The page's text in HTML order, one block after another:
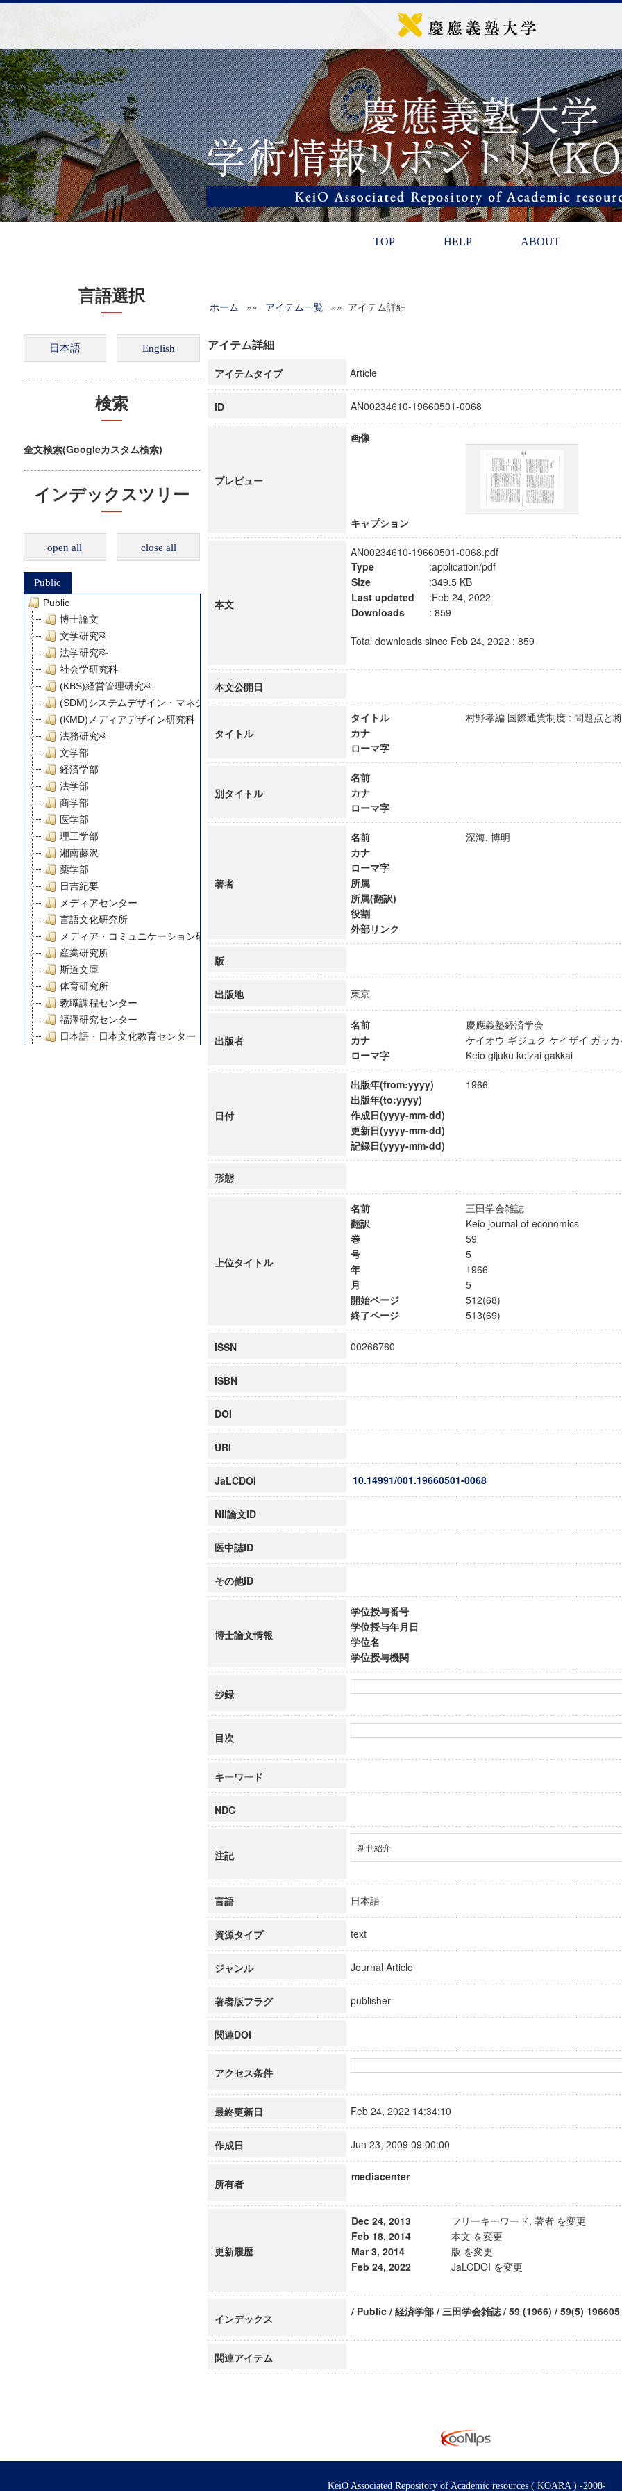
TOP HELP ABOUT
言語選択
検索
全文検索(Googleカスタム検索)
インデックスツリー
open all close all
Public
Public
博士論文
文学研究科
法学研究科
社会学研究科
(KBS)経営管理研究科
(SDM)システムデザイン・マネジメント研究科
(KMD)メディアデザイン研究科
法務研究科
文学部
経済学部
法学部
商学部
医学部
理工学部
湘南藤沢
薬学部
日吉紀要
メディアセンター
言語文化研究所
メディア・コミュニケーション研究所
産業研究所
斯道文庫
体育研究所
教職課程センター
福澤研究センター
日本語・日本文化教育センター
慶應義塾大学グローバルCOEプログラム論理と感性の先端的教育研究拠点
博士課程教育リーディングプログラム「超成熟社会発展のサイエンス」
ホーム »» アイテム一覧 »» アイテム詳細
アイテム詳細
アイテムタイプ Article
ID AN00234610-19660501-0068
プレビュー
画像
キャプション
本文
AN00234610-19660501-0068.pdf
Type
:application/pdf
Size
:349.5 KB
Last updated
:Feb 24, 2022
Downloads
: 859
Total downloads since Feb 24, 2022 : 859
本文公開日
タイトル
タイトル
村野孝編 国際通貨制度 : 問題点
カナ
ローマ字
別タイトル
名前
カナ
ローマ字
著者
名前
深海, 博明
カナ
ローマ字
所属
所属(翻訳)
役割
外部リンク
版
出版地 東京
出版者
名前
慶應義塾経済学会
カナ
ケイオウ ギジュク ケイザイ ガ
ローマ字
Keio gijuku keizai gakkai
日付
出版年(from:yyyy)
1966
出版年(to:yyyy)
作成日(yyyy-mm-dd)
更新日(yyyy-mm-dd)
記録日(yyyy-mm-dd)
形態
上位タイトル
名前
三田学会雑誌
翻訳
Keio journal of economics
巻
59
号
5
年
1966
月
5
開始ページ
512(68)
終了ページ
513(69)
ISSN 00266760
ISBN
DOI
URI
JaLCDOI 10.14991/001.19660501-0068
NII論文ID
医中誌ID
その他ID
博士論文情報
学位授与番号
学位授与年月日
学位名
学位授与機関
抄録
目次
キーワード
NDC
注記
新刊紹介
言語 日本語
資源タイプ text
ジャンル Journal Article
著者版フラグ publisher
関連DOI
アクセス条件
最終更新日 Feb 24, 2022 14:34:10
作成日 Jun 23, 2009 09:00:00
所有者
mediacenter
更新履歴
Dec 24, 2013
フリーキーワード, 著者 を変更
Feb 18, 2014
本文 を変更
Mar 3, 2014
版 を変更
Feb 24, 2022
JaLCDOI を変更
インデックス
/ Public / 経済学部 / 三田学会雑誌 / 59 (1966) / 59(5) 196605
関連アイテム
KeiO Associated Repository of Academic resources ( KOARA ) -2008-